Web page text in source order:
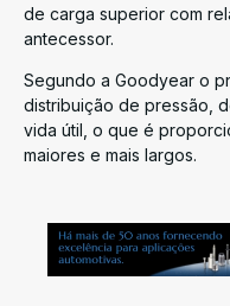
de carga superior com
antecessor.
Segundo a Goodyear o
distribuição de pressão,
vida útil, o que é
maiores e mais largos.